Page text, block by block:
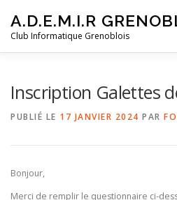
contenu
A.D.E.M.I.R
Club Informatique Grenoblois
Inscription Galettes
PUBLIÉ LE 17 JANVIER 2024 PAR
Bonjour,
Merci de remplir le questionnaire ci-